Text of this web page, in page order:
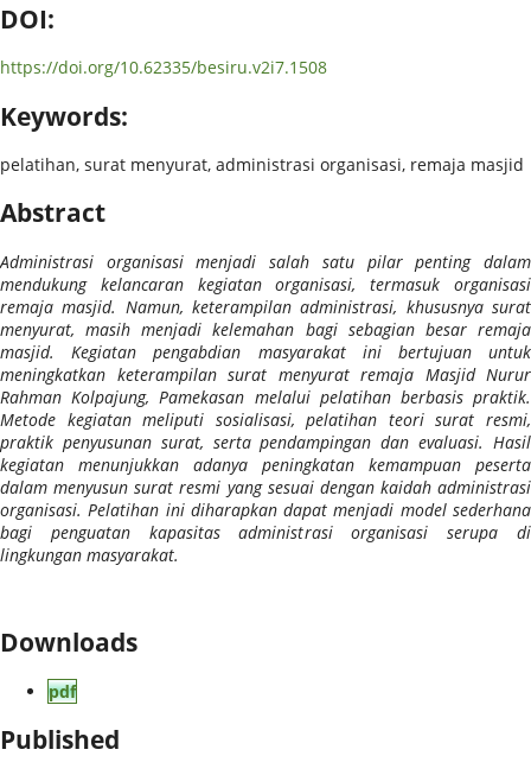
DOI:
https://doi.org/10.62335/besiru.v2i7.1508
Keywords:
pelatihan, surat menyurat, administrasi organisasi, remaja masjid
Abstract
Administrasi organisasi menjadi salah satu pilar penting dalam
mendukung kelancaran kegiatan organisasi, termasuk organisasi
remaja masjid. Namun, keterampilan administrasi, khususnya surat
menyurat, masih menjadi kelemahan bagi sebagian besar remaja
masjid. Kegiatan pengabdian masyarakat ini bertujuan untuk
meningkatkan keterampilan surat menyurat remaja Masjid Nurur
Rahman Kolpajung, Pamekasan melalui pelatihan berbasis praktik.
Metode kegiatan meliputi sosialisasi, pelatihan teori surat resmi,
praktik penyusunan surat, serta pendampingan dan evaluasi. Hasil
kegiatan menunjukkan adanya peningkatan kemampuan peserta
dalam menyusun surat resmi yang sesuai dengan kaidah administrasi
organisasi. Pelatihan ini diharapkan dapat menjadi model sederhana
bagi penguatan kapasitas administrasi organisasi serupa di
lingkungan masyarakat.
Downloads
pdf
Published